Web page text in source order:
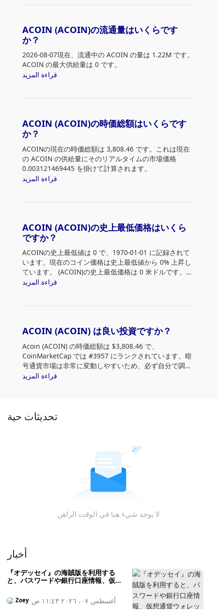
ACOIN (ACOIN)の流通量はいくらです
か？
2026-08-07現在、流通中の ACOIN の量は 1.22M です。
ACOIN の最大供給量は 0 です。
قراءة المزيد
ACOIN (ACOIN)の時価総額はいくらです
か？
ACOINの現在の時価総額は 3,808.46 です。これは現在
の ACOIN の供給量にそのリアルタイムの市場価格
0.003121469445 を掛けて計算されます。
قراءة المزيد
ACOIN (ACOIN)の史上最低価格はいくら
ですか？
ACOINの史上最低値は 0 で、1970-01-01 に記録されて
います。現在のコイン価格は史上最低値から 0% 上昇し
ています。 (ACOIN)の史上最低価格は 0 米ドルです。現
在の価格は史上最低値から 0% 上昇しています。
قراءة المزيد
ACOIN (ACOIN) は良い投資ですか？
Acoin (ACOIN) の時価総額は $3,808.46 で、
CoinMarketCap では #3957 にランクされています。暗
号通貨市場は非常に変動しやすいため、必ず自分で調査
(DYOR) を行い、リスク許容度を評価してください。さ
قراءة المزيد
تحديثات حية
لا يوجد شيء هنا في الوقت الراهن
أخبار
『オデッセイ』の海賊版を利用する
と、パスワードや銀行口座情報、仮想
があります
Zoey أغسطس ٠٧، ٢٠٢٦ ١١:٤٣ ص